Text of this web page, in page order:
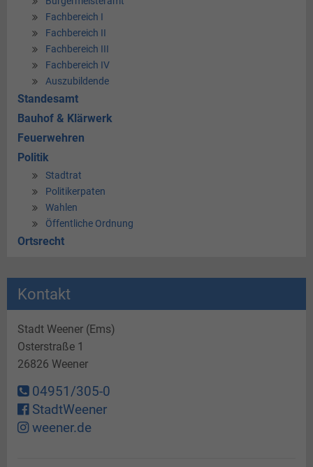
Fachbereich I
Fachbereich II
Fachbereich III
Fachbereich IV
Auszubildende
Standesamt
Bauhof & Klärwerk
Feuerwehren
Politik
Stadtrat
Politikerpaten
Wahlen
Öffentliche Ordnung
Ortsrecht
Kontakt
Stadt Weener (Ems)
Osterstraße 1
26826 Weener
04951/305-0
StadtWeener
weener.de